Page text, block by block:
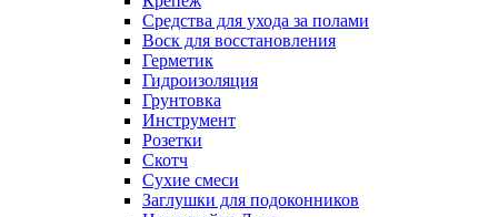
Средства для ухода за полами
Воск для восстановления
Герметик
Гидроизоляция
Грунтовка
Инструмент
Розетки
Скотч
Сухие смеси
Заглушки для подоконников